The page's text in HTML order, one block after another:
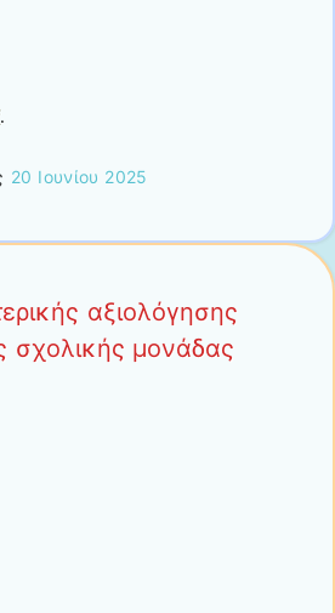
.
20 Ιουνίου 2025
αξιολόγησης
σχολικής μονάδας